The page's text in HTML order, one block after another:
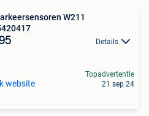
W211
Details
website
Topadvertentie
21 sep 24